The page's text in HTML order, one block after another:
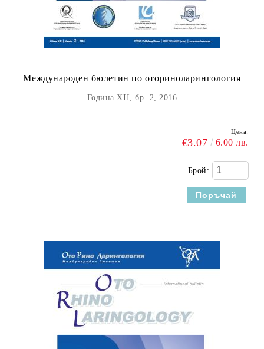
Международен бюлетин по оториноларингология
Година XII, бр. 2, 2016
Цена:
€3.07 6.00 лв.
Брой: